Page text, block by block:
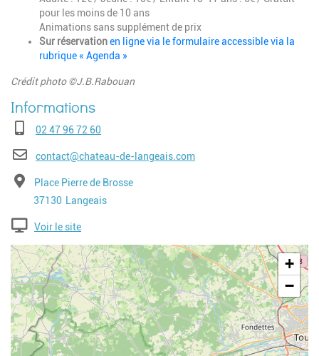
pour les moins de 10 ans
Animations sans supplément de prix
Sur réservationen ligne via le formulaire accessible via la
rubrique « Agenda »
Crédit photo ©J.B.Rabouan
Téléphone02 47 96 72 60
E-mailcontact@chateau-de-langeais.com
AdressePlace Pierre de Brosse
Code postal
37130 Ville
Langeais
Voir le site
Geolocalisation
+
−